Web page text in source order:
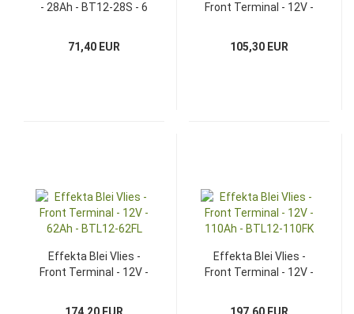
- 28Ah - BT12-28S - 6
71,40 EUR
Front Terminal - 12V -
105,30 EUR
Effekta Blei Vlies -
Front Terminal - 12V -
Effekta Blei Vlies -
Front Terminal - 12V -